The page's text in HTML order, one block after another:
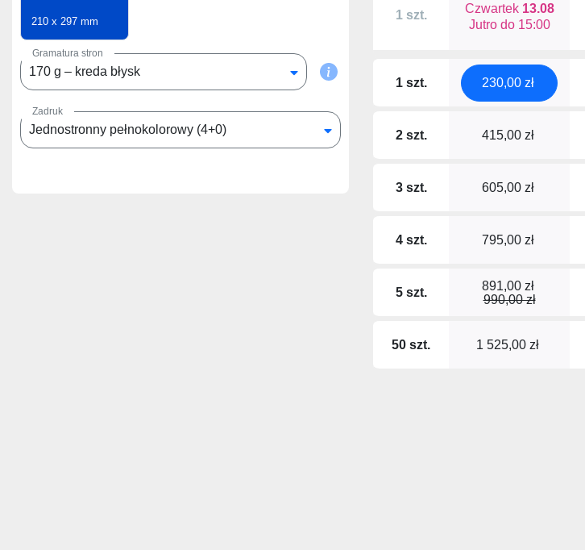
210 x 297 mm
Gramatura stron
170 g – kreda błysk
Zadruk
Jednostronny pełnokolorowy (4+0)
1 szt.
Czwartek 13.08
Jutro do 15:00
1 szt. 230,00 zł
2 szt. 415,00 zł
3 szt. 605,00 zł
4 szt. 795,00 zł
5 szt.
891,00 zł
990,00 zł
50 szt. 1 525,00 zł